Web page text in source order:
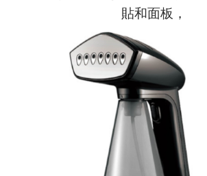
貼和面板，